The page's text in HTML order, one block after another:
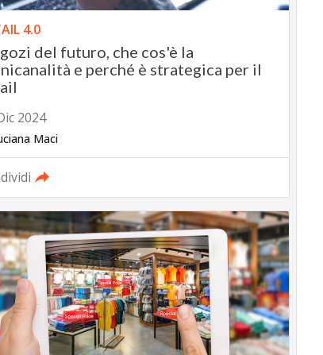
4.0
del futuro, che cos'è la
e perché è strategica per il
2024
Maci